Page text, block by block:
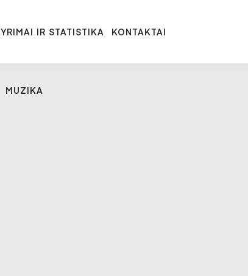
IR STATISTIKA KONTAKTAI
MUZIKA